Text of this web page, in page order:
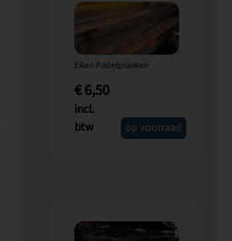
Eiken Palletplanken
€6,50
incl.
btw
op voorraad